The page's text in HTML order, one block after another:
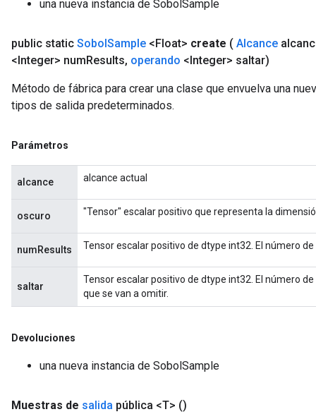
una nueva instancia de SobolSample
public static SobolSample <Float> create ( Alcance
<Integer> numResults, operando <Integer> saltar)
Método de fábrica para crear una clase que envuelva una
tipos de salida predeterminados.
Parámetros
alcance alcance actual
oscuro "Tensor" escalar positivo que representa la
numResults Tensor escalar positivo de dtype int32. El número
saltar
Tensor escalar positivo de dtype int32. El número
que se van a omitir.
Devoluciones
una nueva instancia de SobolSample
Muestras de salida pública <T> ()